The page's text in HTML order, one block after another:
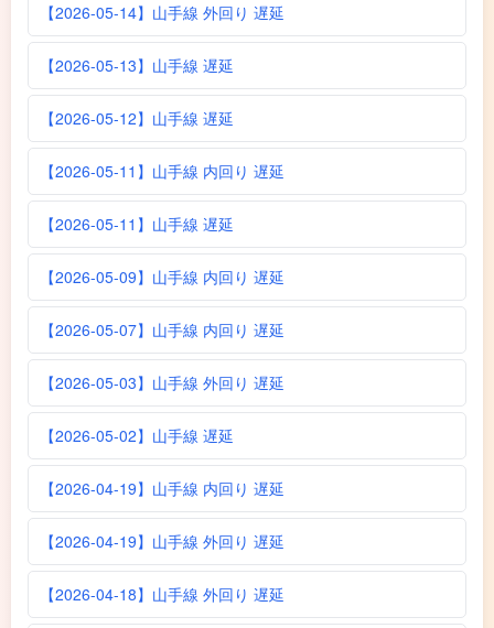
【2026-05-14】山手線 外回り 遅延
【2026-05-13】山手線 遅延
【2026-05-12】山手線 遅延
【2026-05-11】山手線 内回り 遅延
【2026-05-11】山手線 遅延
【2026-05-09】山手線 内回り 遅延
【2026-05-07】山手線 内回り 遅延
【2026-05-03】山手線 外回り 遅延
【2026-05-02】山手線 遅延
【2026-04-19】山手線 内回り 遅延
【2026-04-19】山手線 外回り 遅延
【2026-04-18】山手線 外回り 遅延